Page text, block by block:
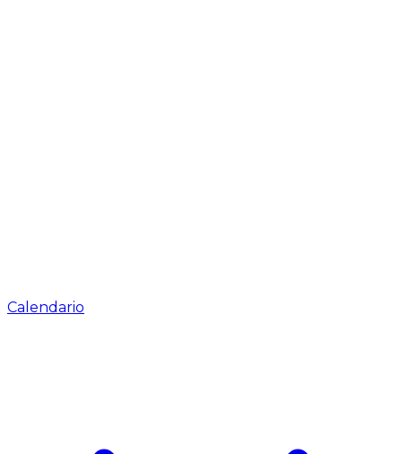
Calendario